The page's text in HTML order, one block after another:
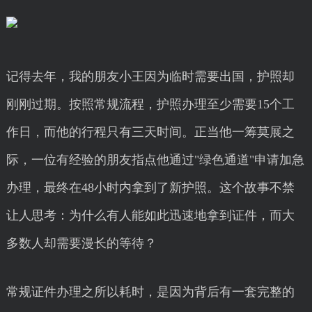
记得去年，我的朋友小王因为临时需要出国，护照却
刚刚过期。按照常规流程，护照办理至少需要15个工
作日，而他的行程只有三天时间。正当他一筹莫展之
际，一位有经验的朋友指点他通过"绿色通道"申请加急
办理，最终在48小时内拿到了新护照。这个故事不禁
让人思考：为什么有人能如此迅速地拿到证件，而大
多数人却需要漫长的等待？
常规证件办理之所以耗时，是因为背后有一套完整的